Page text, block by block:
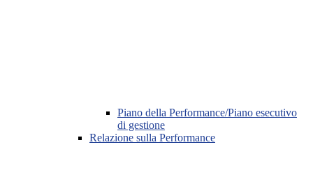
Piano della Performance/Piano esecutivo
di gestione
Relazione sulla Performance